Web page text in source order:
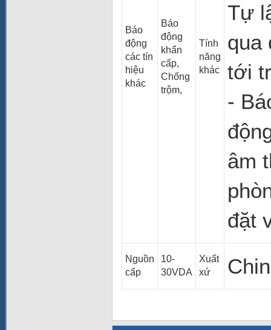
Báo
động
các tín
hiệu
khác
Báo
động
khẩn
cấp,
Chống
trộm,
Tính
năng
khác
Tự
qua
tới
-
âm
đặt
Nguồn
cấp
10-
30VDA
Xuất
xứ